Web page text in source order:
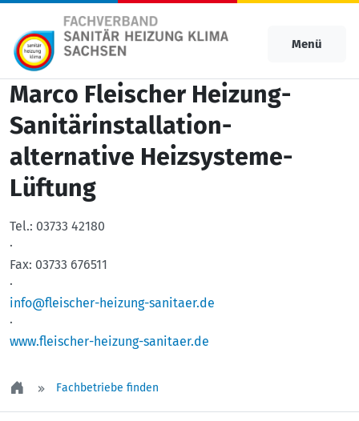
Menü
Marco Fleischer Heizung-
Sanitärinstallation-
alternative Heizsysteme-
Lüftung
Tel.: 03733 42180
·
Fax: 03733 676511
·
info@fleischer-heizung-sanitaer.de
·
www.fleischer-heizung-sanitaer.de
Fachbetriebe finden